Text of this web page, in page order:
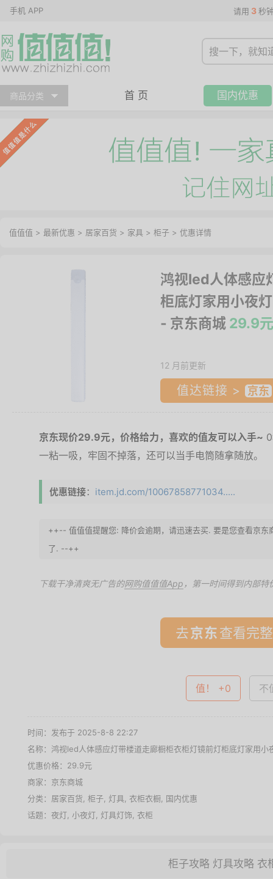
手机 APP 请用 3 秒
商品分类 首 页 国内优惠
值值值 > 最新优惠 > 居家百货 > 家具 > 柜子 > 优惠详情
鸿视led人体感应
柜底灯家用小夜
- 京东商城 29.9元
12 月前更新
值达链接 >
京东现价29.9元，价格给力，喜欢的值友可以入手~
一粘一吸，牢固不掉落，还可以当手电筒随拿随放。
优惠链接： item.jd.com/10067858771034.....
++-- 值值值提醒您: 降价会逾期，请迅速去买. 要是您查看京东
了. --++
下载干净清爽无广告的网购值值值App ，第一时间得到内部特
去 查看完
值！ +0 不
时间：发布于 2025-8-8 22:27
名称： 鸿视led人体感应灯带楼道走廊橱柜衣柜灯镜前灯柜底灯家用
优惠价格： 29.9元
商家： 京东商城
分类： 居家百货 柜子 灯具 衣柜衣橱 国内优惠
话题： 夜灯 小夜灯 灯具灯饰 衣柜
柜子攻略 灯具攻略 衣